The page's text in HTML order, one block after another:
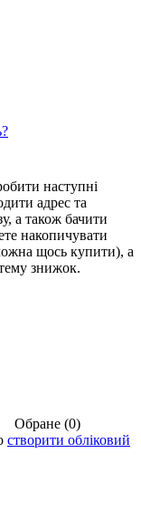
наступні
адрес та
а також бачити
накопичувати
щось купити), а
знижок.
Обране (0)
створити обліковий